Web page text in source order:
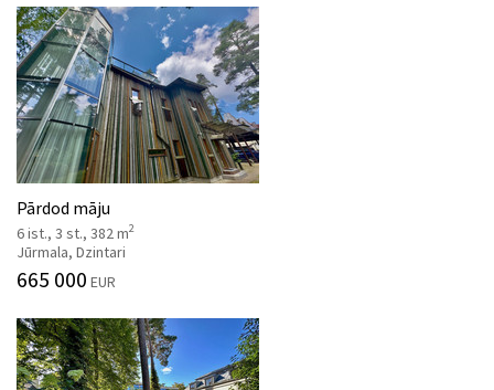
Pārdod māju
6 ist., 3 st., 382 m2
Jūrmala, Dzintari
665 000 EUR